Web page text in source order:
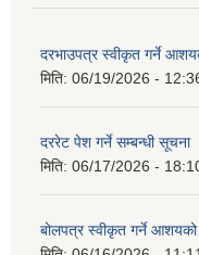
दरभाउपत्र स्वीकृत गर्ने
मिति: 06/19/2026 -
दररेट पेश गर्ने सम्बन्धी सूचना
मिति: 06/17/2026 -
बोलपत्र स्वीकृत गर्ने